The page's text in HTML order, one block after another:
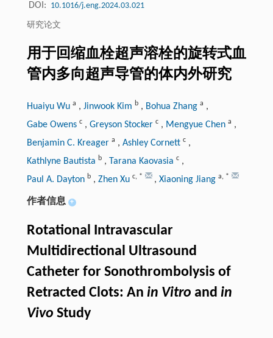
DOI: 10.1016/j.eng.2024.03.021
研究论文
用于回缩血栓超声溶栓的旋转式血
管内多向超声导管的体内外研究
Huaiyu Wu a , Jinwook Kim b, Bohua Zhang a ,
Gabe Owens c, Greyson Stocker c, Mengyue Chen a ,
Benjamin C. Kreager a , Ashley Cornett c,
Kathlyne Bautista b, Tarana Kaovasia c,
Paul A. Dayton b, Zhen Xu c, * , Xiaoning Jiang a, *
作者信息 +
Rotational Intravascular
Multidirectional Ultrasound
Catheter for Sonothrombolysis of
Retracted Clots: An in Vitro and in
Vivo Study